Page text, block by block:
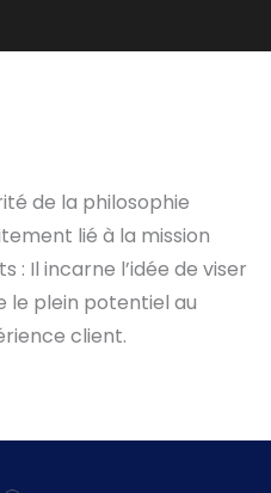
de la philosophie
lié à la mission
: Il incarne l’idée de viser
le plein potentiel au
client.